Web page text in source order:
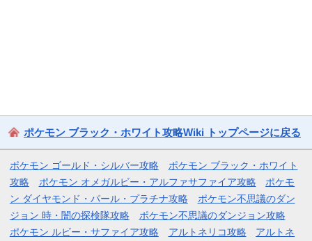
ポケモン ブラック・ホワイト攻略Wiki トップページに戻る
ポケモン ゴールド・シルバー攻略
ポケモン ブラック・ホワイト
攻略
ポケモン オメガルビー・アルファサファイア攻略
ポケモ
ン ダイヤモンド・パール・プラチナ攻略
ポケモン不思議のダン
ジョン 時・闇の探検隊攻略
ポケモン不思議のダンジョン攻略
ポケモン ルビー・サファイア攻略
アルトネリコ攻略
アルトネ